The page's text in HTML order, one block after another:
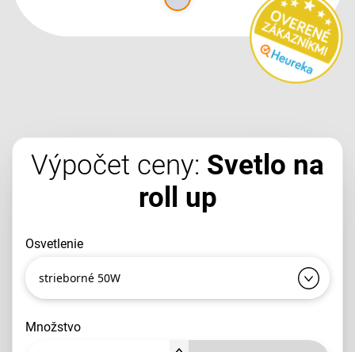
Výpočet ceny: Svetlo na
roll up
osvetlenie
strieborné 50W
množstvo